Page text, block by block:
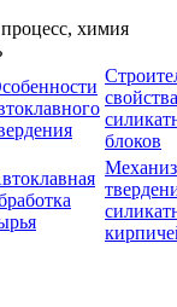
свойства
блоков